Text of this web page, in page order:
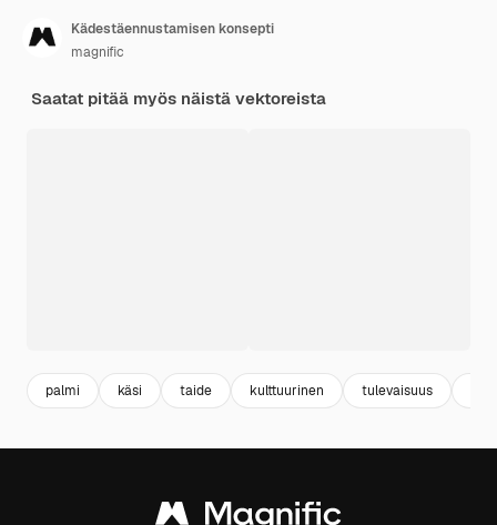
Kädestäennustamisen konsepti
magnific
Saatat pitää myös näistä vektoreista
palmi käsi taide kulttuurinen tulevaisuus